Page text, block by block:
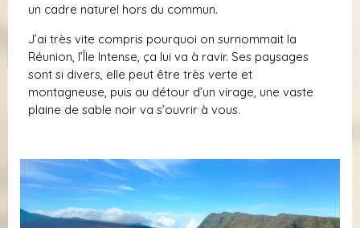
un cadre naturel hors du commun.
J’ai très vite compris pourquoi on surnommait la
Réunion, l’Île Intense, ça lui va à ravir. Ses paysages
sont si divers, elle peut être très verte et
montagneuse, puis au détour d’un virage, une vaste
plaine de sable noir va s’ouvrir à vous.